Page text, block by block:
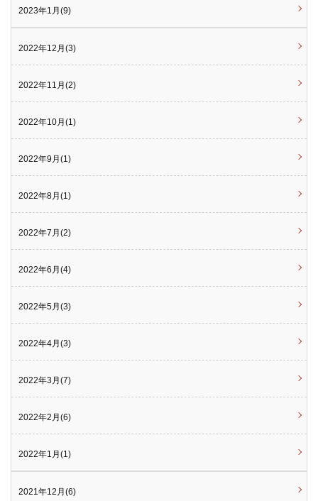
2023年1月(9)
2022年12月(3)
2022年11月(2)
2022年10月(1)
2022年9月(1)
2022年8月(1)
2022年7月(2)
2022年6月(4)
2022年5月(3)
2022年4月(3)
2022年3月(7)
2022年2月(6)
2022年1月(1)
2021年12月(6)